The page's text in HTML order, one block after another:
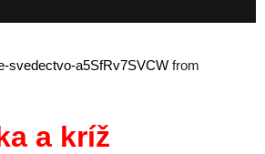
svedectvo-a5SfRv7SVCW from
a kríž